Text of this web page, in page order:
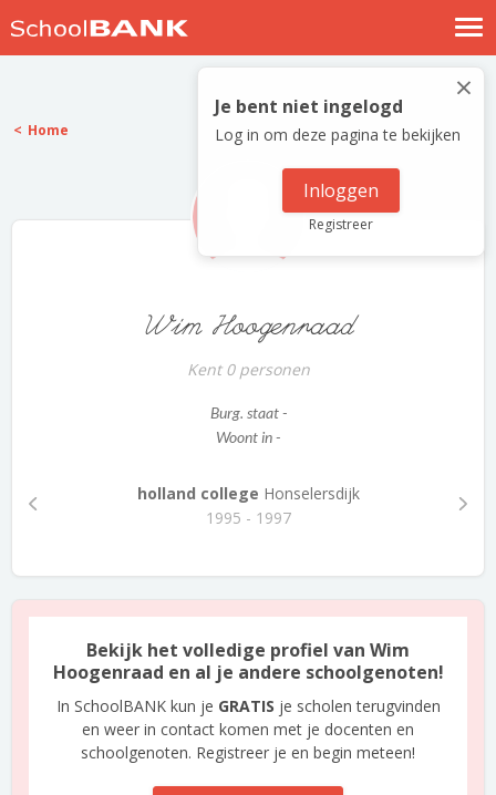
Nostalgische verhalen
Log in
Meld je gratis aan
×
Je bent niet ingelogd
Log in om deze pagina te bekijken
Inloggen
Registreer
Home
Wim Hoogenraad
Kent 0 personen
Burg. staat -
Woont in -
holland college Honselersdijk
1995 - 1997
Bekijk het volledige profiel van Wim
Hoogenraad en al je andere schoolgenoten!
In SchoolBANK kun je GRATIS je scholen terugvinden
en weer in contact komen met je docenten en
schoolgenoten. Registreer je en begin meteen!